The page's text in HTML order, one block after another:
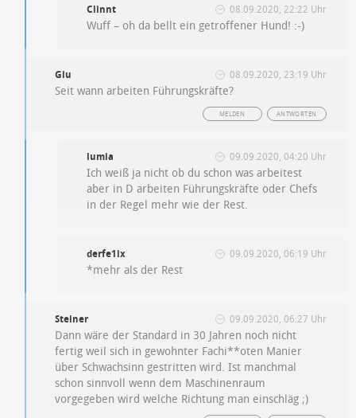
Clinnt 08.09.2020, 22:22 Uhr
Wuff – oh da bellt ein getroffener Hund! :-)
Giu 08.09.2020, 23:19 Uhr
Seit wann arbeiten Führungskräfte?
ANTWORTEN
MELDEN
lumia 09.09.2020, 04:20 Uhr
Ich weiß ja nicht ob du schon was arbeitest
aber in D arbeiten Führungskräfte oder Chefs
in der Regel mehr wie der Rest.
derfe1ix 09.09.2020, 06:19 Uhr
*mehr als der Rest
Steiner 09.09.2020, 06:27 Uhr
Dann wäre der Standard in 30 Jahren noch nicht
fertig weil sich in gewohnter Fachi**oten Manier
über Schwachsinn gestritten wird. Ist manchmal
schon sinnvoll wenn dem Maschinenraum
vorgegeben wird welche Richtung man einschläg ;)